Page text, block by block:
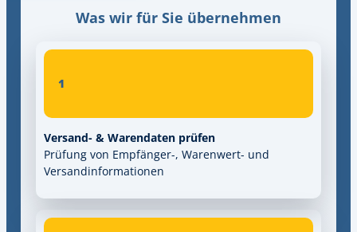
Was wir für Sie übernehmen
1
Versand- & Warendaten prüfen
Prüfung von Empfänger-, Warenwert- und
Versandinformationen